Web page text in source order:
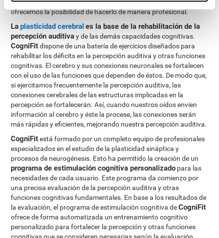
pueden ser entrenadas para mejorar su rendimiento. En CogniFit
ofrecemos la posibilidad de hacerlo de manera profesional.
Laplasticidad cerebral es la base de la rehabilitación de la
percepción auditivay de las demás capacidades cognitivas.
CogniFitdispone de una batería de ejercicios diseñados para
rehabilitar los déficits en la percepción auditiva y otras funciones
cognitivas. El cerebro y sus conexiones neuronales se fortalecen
con el uso de las funciones que dependen de éstos. De modo que,
si ejercitamos frecuentemente la percepción auditiva, las
conexiones cerebrales de las estructuras implicadas en la
percepción se fortalecerán. Así, cuando nuestros oídos envíen
información al cerebro y éste la procese, las conexiones serán
más rápidas y eficientes, mejorando nuestra percepción auditiva.
CogniFitestá formado por un completo equipo de profesionales
especializados en el estudio de la plasticidad sináptica y
procesos de neurogénesis. Esto ha permitido la creación de un
programa de estimulación cognitiva personalizado para las
necesidades de cada usuario. Este programa da comienzo por
una precisa evaluación de la percepción auditiva y otras
funciones cognitivas fundamentales. En base a los resultados de
la evaluación, el programa de estimulación cognitiva deCogniFit
ofrece de forma automatizada un entrenamiento cognitivo
personalizado para fortalecer la percepción y otras funciones